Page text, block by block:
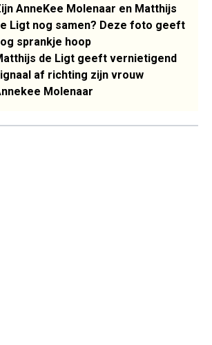
AnneKee Molenaar en Matthijs
Ligt nog samen? Deze foto geeft
sprankje hoop
de Ligt geeft vernietigend
af richting zijn vrouw
Molenaar